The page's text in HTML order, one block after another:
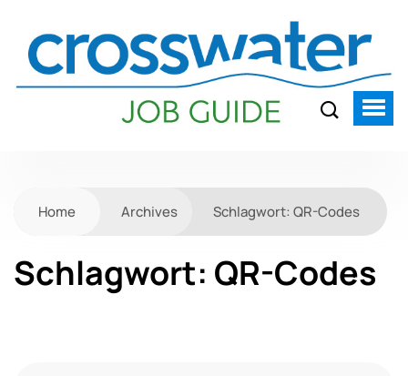
Home Archives Schlagwort: QR-Codes
Schlagwort: QR-Codes